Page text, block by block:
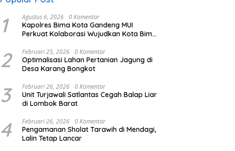
1 Agustus 6, 2026 0 Komentar
Kapolres Bima Kota Gandeng MUI
Perkuat Kolaborasi Wujudkan Kota Bima
2 Februari 25, 2026 0 Komentar
Optimalisasi Lahan Pertanian Jagung di
Desa Karang Bongkot
3 Februari 26, 2026 0 Komentar
Unit Turjawali Satlantas Cegah Balap Liar
di Lombok Barat
4 Februari 26, 2026 0 Komentar
Pengamanan Sholat Tarawih di Mendagi,
Lalin Tetap Lancar